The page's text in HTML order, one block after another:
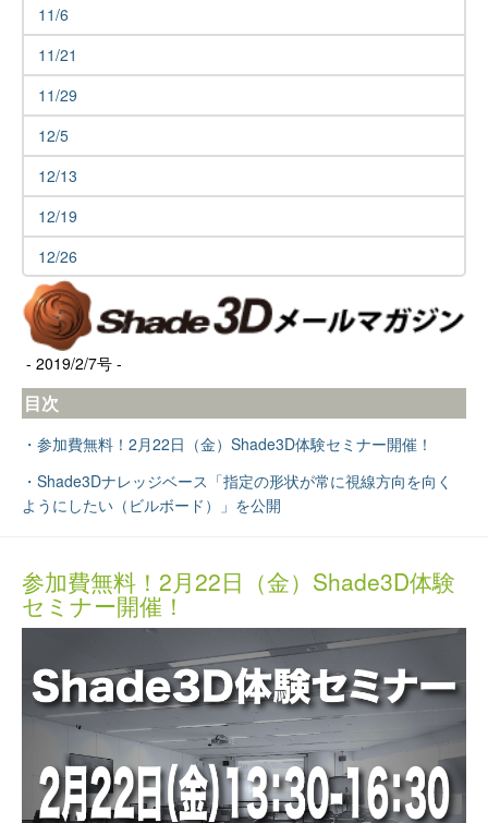
11/6
11/21
11/29
12/5
12/13
12/19
12/26
- 2019/2/7号 -
目次
・参加費無料！2月22日（金）Shade3D体験セミナー開催！
・Shade3Dナレッジベース「指定の形状が常に視線方向を向く
ようにしたい（ビルボード）」を公開
参加費無料！2月22日（金）Shade3D体験
セミナー開催！